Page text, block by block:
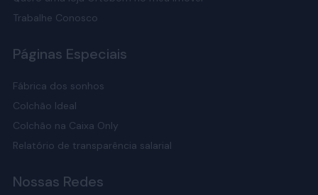
Trabalhe Conosco
Páginas Especiais
Fábrica dos sonhos
Colchão Ideal
Colchão na Caixa Only
Relatório de transparência salarial
Nossas Redes